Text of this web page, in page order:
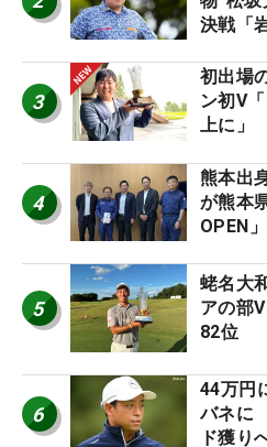
決戦「
3
初出場
ン初V
上に」
4
熊本出
が熊本
OPEN
5
蛯名大
アの部
82位
6
44万円
バネに
ド獲り